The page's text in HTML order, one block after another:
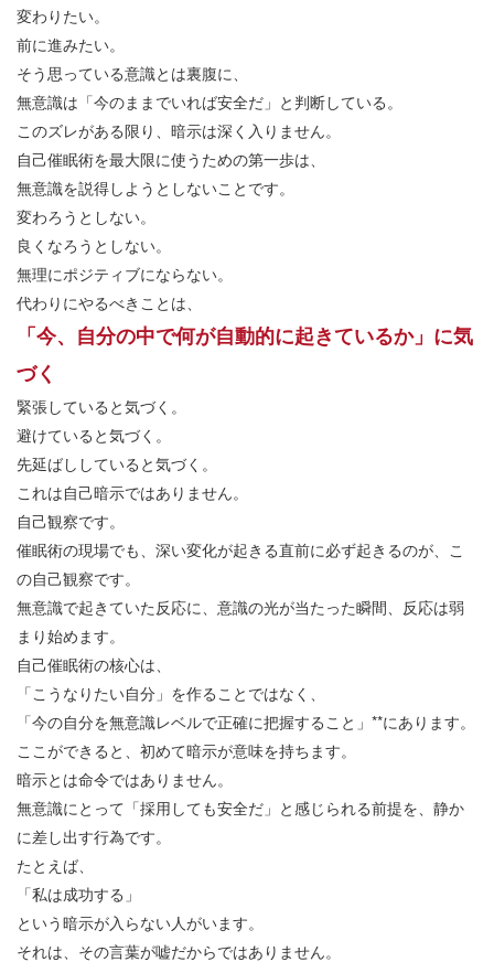
変わりたい。
前に進みたい。
そう思っている意識とは裏腹に、
無意識は「今のままでいれば安全だ」と判断している。
このズレがある限り、暗示は深く入りません。
自己催眠術を最大限に使うための第一歩は、
無意識を説得しようとしないことです。
変わろうとしない。
良くなろうとしない。
無理にポジティブにならない。
代わりにやるべきことは、
「今、自分の中で何が自動的に起きているか」に気
づく
緊張していると気づく。
避けていると気づく。
先延ばししていると気づく。
これは自己暗示ではありません。
自己観察です。
催眠術の現場でも、深い変化が起きる直前に必ず起きるのが、こ
の自己観察です。
無意識で起きていた反応に、意識の光が当たった瞬間、反応は弱
まり始めます。
自己催眠術の核心は、
「こうなりたい自分」を作ることではなく、
「今の自分を無意識レベルで正確に把握すること」 **にあります。
ここができると、初めて暗示が意味を持ちます。
暗示とは命令ではありません。
無意識にとって「採用しても安全だ」と感じられる前提を、静か
に差し出す行為です。
たとえば、
「私は成功する」
という暗示が入らない人がいます。
それは、その言葉が嘘だからではありません。